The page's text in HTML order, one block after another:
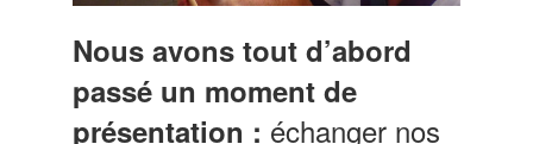
Nous avons tout d’abord
passé un moment de
présentation : échanger nos